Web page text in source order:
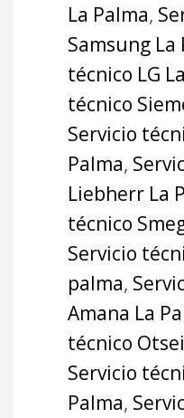
La Palma,
Samsung La
técnico LG
técnico
Servicio
Palma,
Liebherr La
técnico
Servicio
palma,
Amana La
técnico
Servicio
Palma,